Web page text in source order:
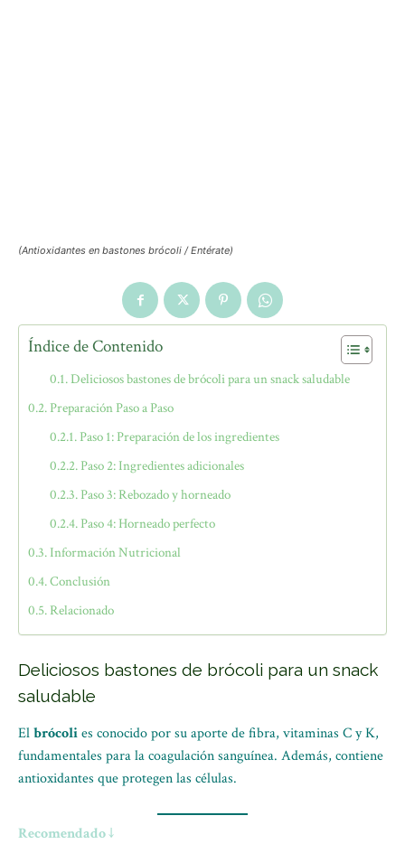
(Antioxidantes en bastones brócoli / Entérate)
Índice de Contenido
Deliciosos bastones de brócoli para un snack saludable
Preparación Paso a Paso
Paso 1: Preparación de los ingredientes
Paso 2: Ingredientes adicionales
Paso 3: Rebozado y horneado
Paso 4: Horneado perfecto
Información Nutricional
Conclusión
Relacionado
Deliciosos bastones de brócoli para un snack
saludable
Elbrócolies conocido por su aporte de fibra, vitaminas C y K,
fundamentales para la coagulación sanguínea. Además, contiene
antioxidantes que protegen las células.
Recomendado ↓